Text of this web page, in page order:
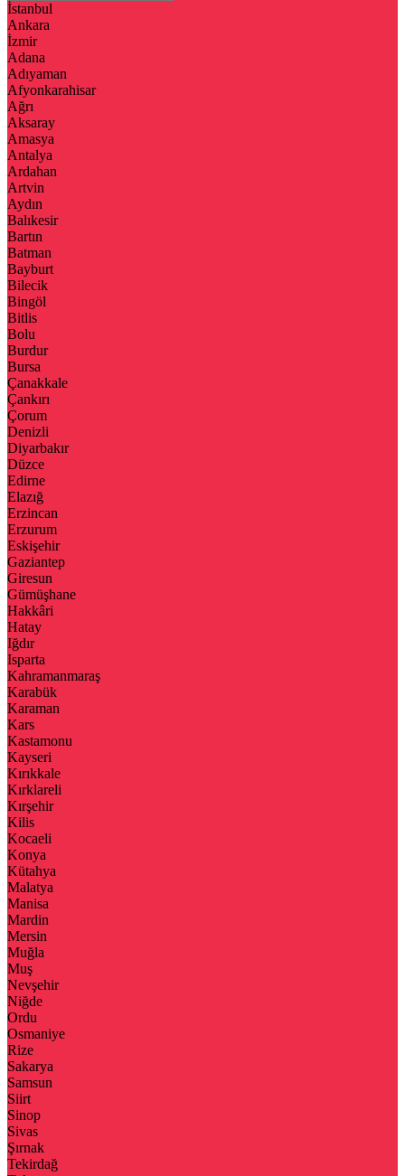
İstanbul
Ankara
İzmir
Adana
Adıyaman
Afyonkarahisar
Ağrı
Aksaray
Amasya
Antalya
Ardahan
Artvin
Aydın
Balıkesir
Bartın
Batman
Bayburt
Bilecik
Bingöl
Bitlis
Bolu
Burdur
Bursa
Çanakkale
Çankırı
Çorum
Denizli
Diyarbakır
Düzce
Edirne
Elazığ
Erzincan
Erzurum
Eskişehir
Gaziantep
Giresun
Gümüşhane
Hakkâri
Hatay
Iğdır
Isparta
Kahramanmaraş
Karabük
Karaman
Kars
Kastamonu
Kayseri
Kırıkkale
Kırklareli
Kırşehir
Kilis
Kocaeli
Konya
Kütahya
Malatya
Manisa
Mardin
Mersin
Muğla
Muş
Nevşehir
Niğde
Ordu
Osmaniye
Rize
Sakarya
Samsun
Siirt
Sinop
Sivas
Şırnak
Tekirdağ